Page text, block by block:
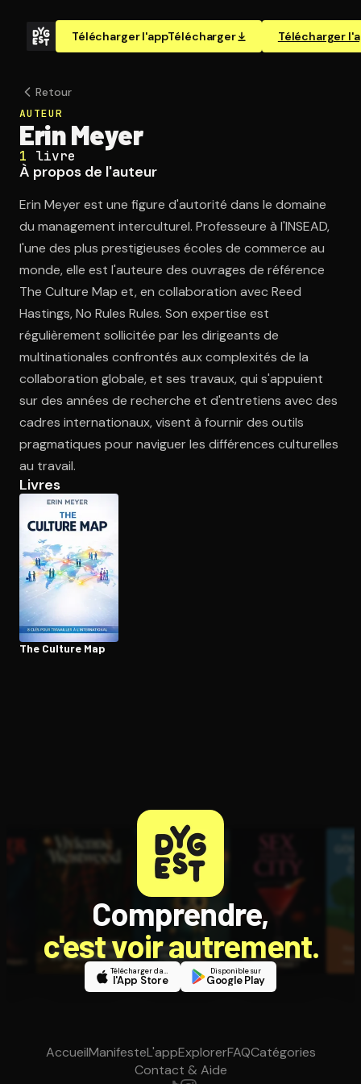
Télécharger l'appTélécharger Télécharger
Retour
AUTEUR
Erin Meyer
1 livre
À propos de l'auteur
Erin Meyer est une figure d'autorité dans le domaine
du management interculturel. Professeure à l'INSEAD,
l'une des plus prestigieuses écoles de commerce au
monde, elle est l'auteure des ouvrages de référence
The Culture Map et, en collaboration avec Reed
Hastings, No Rules Rules. Son expertise est
régulièrement sollicitée par les dirigeants de
multinationales confrontés aux complexités de la
collaboration globale, et ses travaux, qui s'appuient
sur des années de recherche et d'entretiens avec des
cadres internationaux, visent à fournir des outils
pragmatiques pour naviguer les différences culturelles
au travail.
Livres
The Culture Map
Comprendre,
c'est voir autrement.
Télécharger dans
l'App Store
Disponible sur
Google Play
AccueilManifesteL'appExplorerFAQCatégories
Contact & Aide